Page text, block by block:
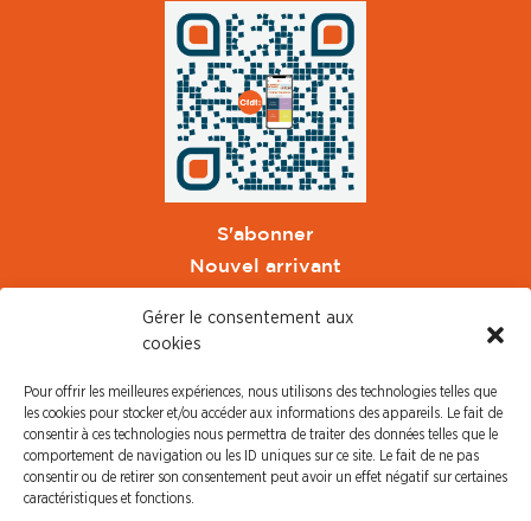
Gérer le consentement aux
cookies
Pour offrir les meilleures expériences, nous utilisons des technologies telles que
les cookies pour stocker et/ou accéder aux informations des appareils. Le fait de
consentir à ces technologies nous permettra de traiter des données telles que le
comportement de navigation ou les ID uniques sur ce site. Le fait de ne pas
consentir ou de retirer son consentement peut avoir un effet négatif sur certaines
caractéristiques et fonctions.
S'abonner
Nouvel arrivant
CFDT Cadres
CFDT Retraités
L'UFFA